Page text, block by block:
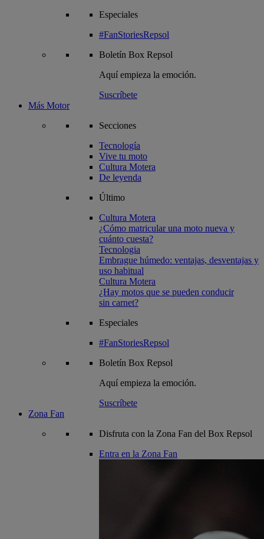
Especiales
#FanStoriesRepsol
Boletín Box Repsol
Aquí empieza la emoción.
Suscríbete
Más Motor
Secciones
Tecnología
Vive tu moto
Cultura Motera
De leyenda
Último
Cultura Motera
¿Cómo matricular una moto nueva y
cuánto cuesta?
Tecnologia
Embrague húmedo: ventajas, desventajas y
uso habitual
Cultura Motera
¿Hay motos que se pueden conducir
sin carnet?
Especiales
#FanStoriesRepsol
Boletín Box Repsol
Aquí empieza la emoción.
Suscríbete
Zona Fan
Disfruta con la Zona Fan del Box Repsol
Entra en la Zona Fan